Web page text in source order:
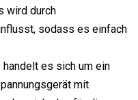
wird durch
sodass es einfach
es sich um ein
mit